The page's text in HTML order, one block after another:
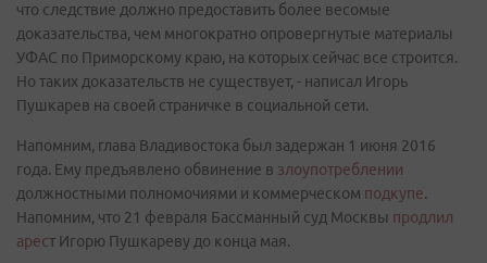
что следствие должно предоставить более весомые
доказательства, чем многократно опровергнутые материалы
УФАС по Приморскому краю, на которых сейчас все строится.
Но таких доказательств не существует, - написал Игорь
Пушкарев на своей страничке в социальной сети.
Напомним, глава Владивостока был задержан 1 июня 2016
года. Ему предъявлено обвинение в злоупотреблении
должностными полномочиями и коммерческом подкупе.
Напомним, что 21 февраля Бассманный суд Москвы продлил
арест Игорю Пушкареву до конца мая.